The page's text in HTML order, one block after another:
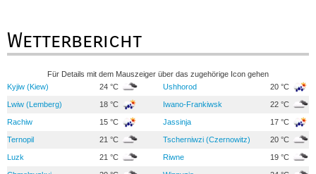
Wetterbericht
Für Details mit dem Mauszeiger über das zugehörige Icon gehen
Kyjiw (Kiew)
24 °C Ushhorod 20 °C
Lwiw (Lemberg) 18 °C Iwano-Frankiwsk 22 °C
Rachiw 15 °C Jassinja 17 °C
Ternopil 21 °C Tscherniwzi (Czernowitz) 20 °C
Luzk 21 °C Riwne 19 °C